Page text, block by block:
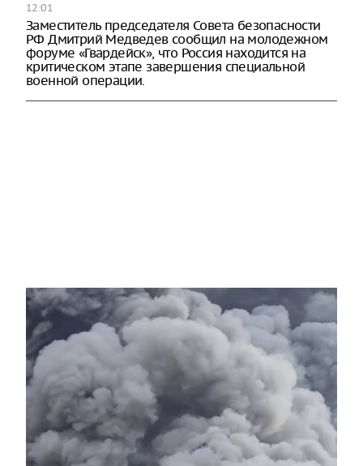
12:01
Заместитель председателя Совета безопасности
РФ Дмитрий Медведев сообщил на молодежном
форуме «Гвардейск», что Россия находится на
критическом этапе завершения специальной
военной операции.